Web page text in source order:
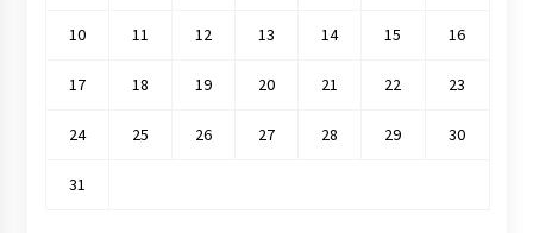
10 11 12 13 14 15 16
17 18 19 20 21 22 23
24 25 26 27 28 29 30
31